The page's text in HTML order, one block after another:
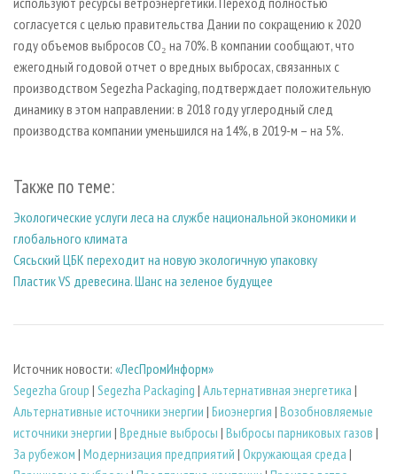
согласуется с целью правительства Дании по сокращению к 2020
году объемов выбросов CO₂ на 70%. В компании сообщают, что
ежегодный годовой отчет о вредных выбросах, связанных с
производством Segezha Packaging, подтверждает положительную
динамику в этом направлении: в 2018 году углеродный след
производства компании уменьшился на 14%, в 2019-м – на 5%.
Также по теме:
Экологические услуги леса на службе национальной экономики и
глобального климата
Сясьский ЦБК переходит на новую экологичную упаковку
Пластик VS древесина. Шанс на зеленое будущее
Источник новости: «ЛесПромИнформ»
Segezha Group | Segezha Packaging | Альтернативная энергетика |
Альтернативные источники энергии | Биоэнергия | Возобновляемые
источники энергии | Вредные выбросы | Выбросы парниковых газов |
За рубежом | Модернизация предприятий | Окружающая среда |